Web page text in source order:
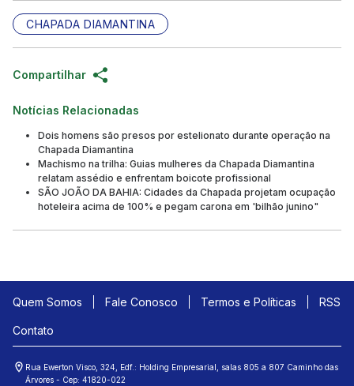
CHAPADA DIAMANTINA
Compartilhar
Notícias Relacionadas
Dois homens são presos por estelionato durante operação na
Chapada Diamantina
Machismo na trilha: Guias mulheres da Chapada Diamantina
relatam assédio e enfrentam boicote profissional
SÃO JOÃO DA BAHIA: Cidades da Chapada projetam ocupação
hoteleira acima de 100% e pegam carona em 'bilhão junino"
Quem Somos Fale Conosco Termos e Políticas RSS
Contato
Rua Ewerton Visco, 324, Edf.: Holding Empresarial, salas 805 a 807 Caminho das
Árvores - Cep: 41820-022